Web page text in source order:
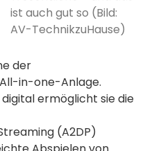
ist auch gut so (Bild:
AV-TechnikzuHause)
der
in-one-Anlage.
ermöglicht sie die
(A2DP)